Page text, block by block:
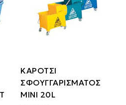
ΚΑΡΟΤΣΙ
ΣΦΟΥΓΓΑΡΙΣΜΑΤΟΣ
ΜΙΝΙ 20L